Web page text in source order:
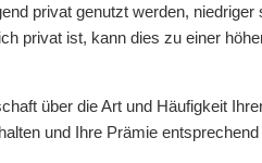
privat genutzt werden, niedriger
privat ist, kann dies zu einer
über die Art und Häufigkeit
und Ihre Prämie